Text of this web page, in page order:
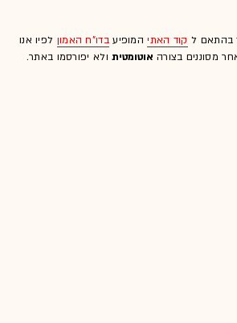
בהתאם ל קוד האתיהמופיעבדו"ח האמון לפיו אנו
מסוננים בצורה אוטומטיתולא יפורסמו באתר.